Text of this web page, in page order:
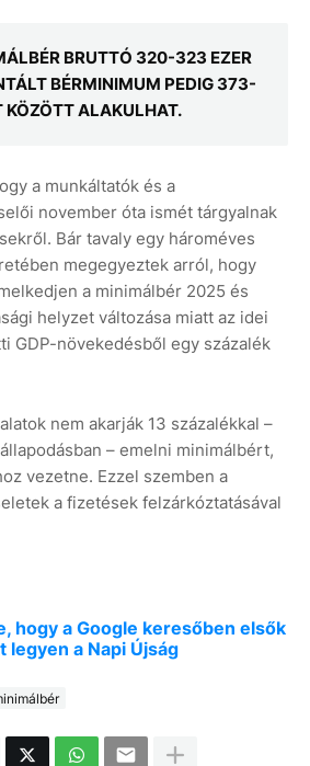
BRUTTÓ 320-323 EZER
BÉRMINIMUM PEDIG 373-
KÖZÖTT ALAKULHAT.
a munkáltatók és a
november óta ismét tárgyalnak
Bár tavaly egy hároméves
megegyeztek arról, hogy
a minimálbér 2025 és
helyzet változása miatt az idei
GDP-növekedésből egy százalék
nem akarják 13 százalékkal –
– emelni minimálbért,
vezetne. Ezzel szemben a
a fizetések felzárkóztatásával
hogy a Google keresőben elsők
legyen a Napi Újság